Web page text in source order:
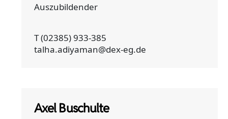
Auszubildender
T (02385) 933-385
talha.adiyaman@dex-eg.de
Axel Buschulte